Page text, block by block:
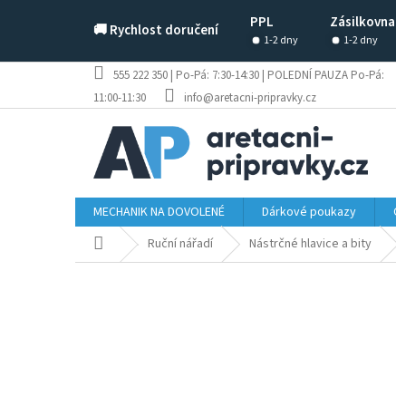
🚚 Rychlost doručení PPL Zásilkovna
1-2 dny 1-2 dny
555 222 350 | Po-Pá: 7:30-14:30 | POLEDNÍ PAUZA Po-Pá:
11:00-11:30
info@aretacni-pripravky.cz
MECHANIK NA DOVOLENÉ Dárkové poukazy
Domů Ruční nářadí Nástrčné hlavice a bity